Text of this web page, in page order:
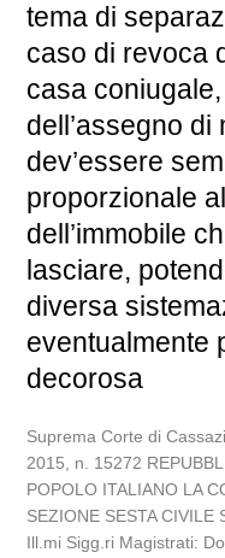
tema di
caso di revoca
casa coniugale,
dell’assegno
dev’essere
proporzionale
dell’immobile
lasciare,
diversa
eventualmente
decorosa
Suprema Corte di
2015, n. 15272
POPOLO ITALIANO LA
SEZIONE SESTA
Ill.mi Sigg.ri Magistrati: